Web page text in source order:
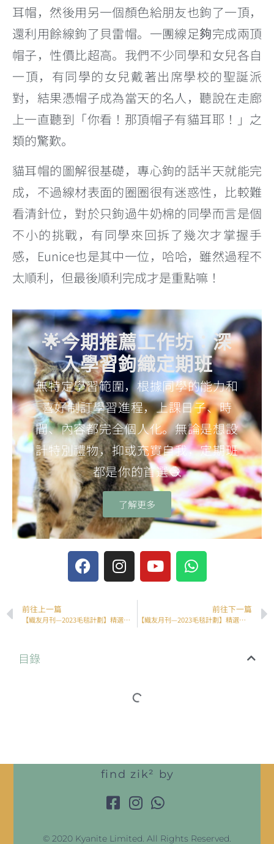
耳帽，然後用另一個顏色給朋友也鉤了一頂，
還利用餘線鉤了貝雷帽。一團線足夠完成兩頂
帽子，性價比超高。我們不少同學和女兒各自
一頂，有同學的女兒戴著出席學校的聖誕派
對，結果憑帽子成為當天的名人，聽說在走廊
上一直聽到「你看！那頂帽子有貓耳耶！」之
類的驚歎。
貓耳帽的圖解很基礎，專心鉤的話半天就能完
成，不過線材表面的圈圈很有迷惑性，比較難
看清針位，對於只鉤過牛奶棉的同學而言是個
不小的挑戰，有同學來回拆了幾次才掌握手
感，Eunice也是其中一位，哈哈，雖然過程不
太順利，但最後順利完成才是重點嘛！
🌟今期推薦工作坊：深
入學習鉤織定期班
無特定學習範圍，根據同學的能力和
喜好制訂學習進程，上課日子、時
間、內容都完全個人化。無論是想設
計特別禮物，抑或充實自我，定期班
都是你的首選🧶
了解更多
前往上一篇
【織友月刊—2023毛毯計劃】精選合集（上）
前往下一篇
【織友月刊—2023毛毯計劃】精選合集（下）
目錄
find zik² by
© 2020 Kyanite Limited. All Rights Reserved.